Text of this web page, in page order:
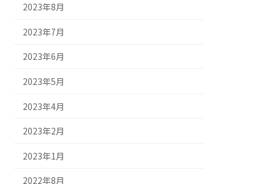
2023年8月
2023年7月
2023年6月
2023年5月
2023年4月
2023年2月
2023年1月
2022年8月